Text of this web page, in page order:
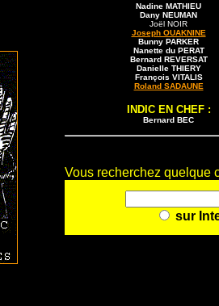
Nadine MATHIEU
Dany NEUMAN
Joël NOIR
Joseph OUAKNINE
Bunny PARKER
Nanette du PERAT
Bernard REVERSAT
Danielle THIERY
François VITALIS
Roland SADAUNE
INDIC EN CHEF :
Bernard BEC
Vous recherchez quelque
sur